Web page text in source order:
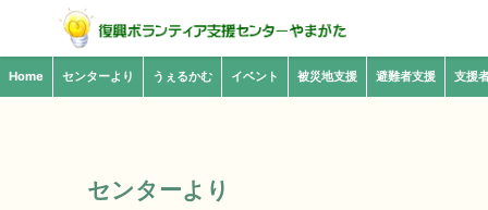
Home センターより うぇるかむ イベント 被災地支援 避難者支援 支援
センターより